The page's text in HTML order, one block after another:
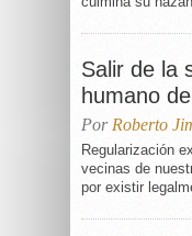
Salir de la
humano
Por Roberto
Regularización
vecinas de
por existir